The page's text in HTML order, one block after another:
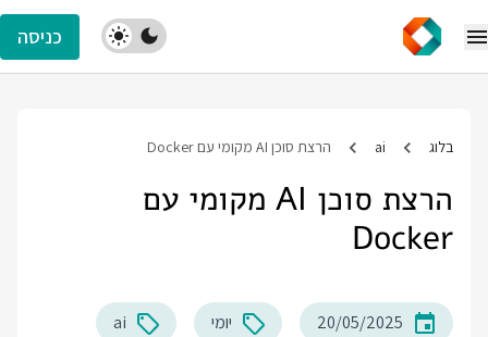
כניסה
בלוג ai הרצת סוכן AI מקומי עם Docker
הרצת סוכן AI מקומי עם
Docker
20/05/2025 יומי
ai